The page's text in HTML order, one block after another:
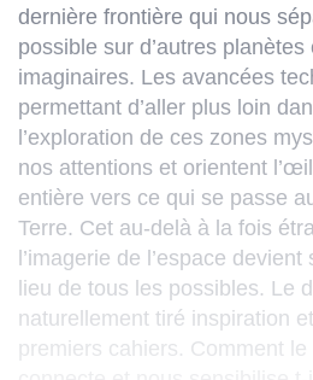
dernière frontière qui nous
possible sur d’autres
imaginaires. Les avancées
permettant d’aller plus loin
l’exploration de ces zones
nos attentions et orientent
entière vers ce qui se passe
Terre. Cet au-delà à la fois
l’imagerie de l’espace
lieu de tous les possibles. Le
naturellement tiré inspiration
premiers cahiers. Comment